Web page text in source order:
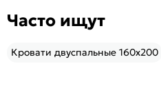
Часто ищут
Кровати двуспальные 160x200